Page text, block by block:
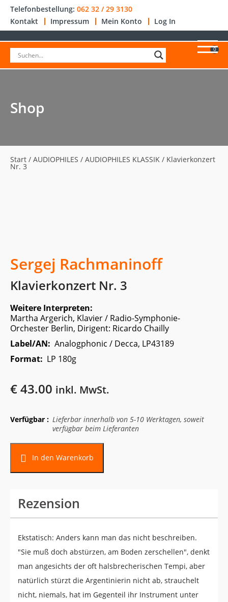
Telefonbestellung: 062 32 / 29 3130
Kontakt
Impressum Mein Konto Log In
0
Shop
Start / AUDIOPHILES / AUDIOPHILES KLASSIK / Klavierkonzert
Nr. 3
Sergej Rachmaninoff
Klavierkonzert Nr. 3
Weitere Interpreten:
Martha Argerich, Klavier / Radio-Symphonie-
Orchester Berlin, Dirigent: Ricardo Chailly
Label/AN: Analogphonic / Decca, LP43189
Format: LP 180g
€43.00 inkl. MwSt.
Verfügbar : Lieferbar innerhalb von 5-10 Werktagen, soweit
verfügbar beim Lieferanten
In den Warenkorb
Rezension
Ekstatisch: Anders kann man das nicht beschreiben.
"Sie muß doch abstürzen, am Boden zerschellen", denkt
man angesichts der oft halsbrecherischen Tempi, aber
natürlich stürzt die Argentinierin nicht ab, strauchelt
nicht, niemals, hat im Gegenteil ihr Instrument unter